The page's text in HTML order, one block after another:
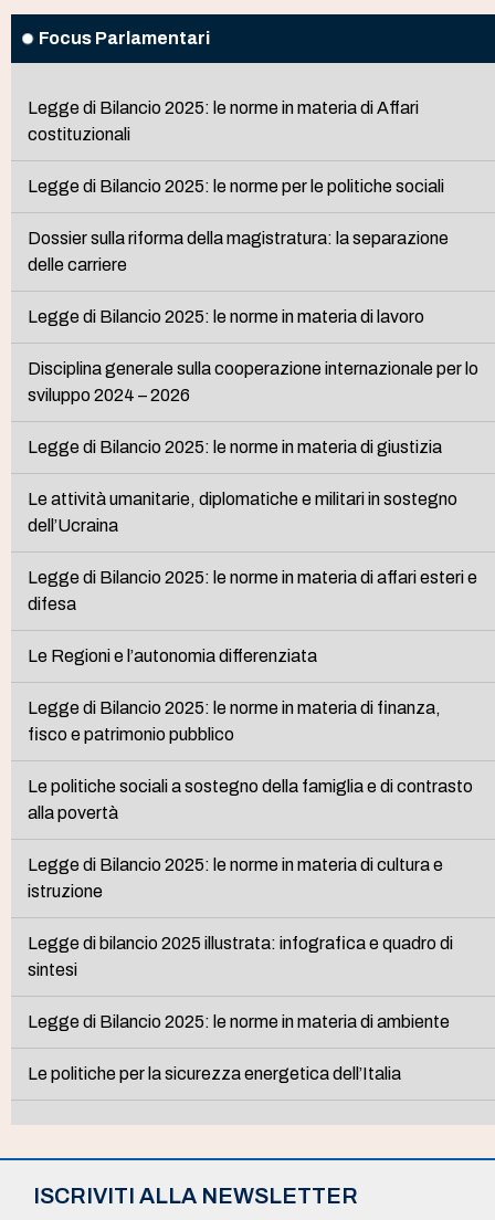
Focus Parlamentari
Legge di Bilancio 2025: le norme in materia di Affari
costituzionali
Legge di Bilancio 2025: le norme per le politiche sociali
Dossier sulla riforma della magistratura: la separazione
delle carriere
Legge di Bilancio 2025: le norme in materia di lavoro
Disciplina generale sulla cooperazione internazionale per lo
sviluppo 2024 – 2026
Legge di Bilancio 2025: le norme in materia di giustizia
Le attività umanitarie, diplomatiche e militari in sostegno
dell’Ucraina
Legge di Bilancio 2025: le norme in materia di affari esteri e
difesa
Le Regioni e l’autonomia differenziata
Legge di Bilancio 2025: le norme in materia di finanza,
fisco e patrimonio pubblico
Le politiche sociali a sostegno della famiglia e di contrasto
alla povertà
Legge di Bilancio 2025: le norme in materia di cultura e
istruzione
Legge di bilancio 2025 illustrata: infografica e quadro di
sintesi
Legge di Bilancio 2025: le norme in materia di ambiente
Le politiche per la sicurezza energetica dell’Italia
ISCRIVITI ALLA NEWSLETTER